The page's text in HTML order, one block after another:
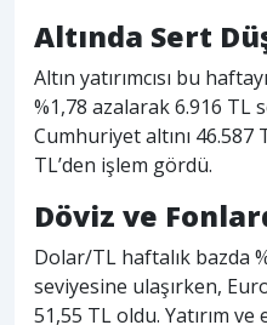
Altında Sert
Altın yatırımcısı bu
%1,78 azalarak 6.916 TL
Cumhuriyet altını 46.587
TL’den işlem gördü.
Döviz ve
Dolar/TL haftalık bazda
seviyesine ulaşırken,
51,55 TL oldu. Yatırım